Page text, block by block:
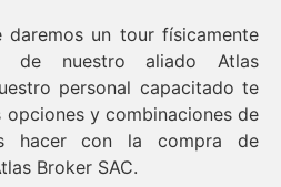
daremos un tour físicamente
de nuestro aliado Atlas
personal capacitado te
y combinaciones de
hacer con la compra de
Broker SAC.